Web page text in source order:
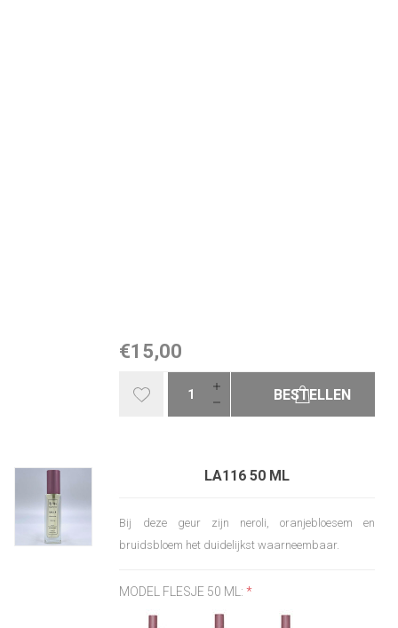
€15,00
BESTELLEN
LA116 50 ML
Bij deze geur zijn neroli, oranjebloesem en
bruidsbloem het duidelijkst waarneembaar.
MODEL FLESJE 50 ML:*